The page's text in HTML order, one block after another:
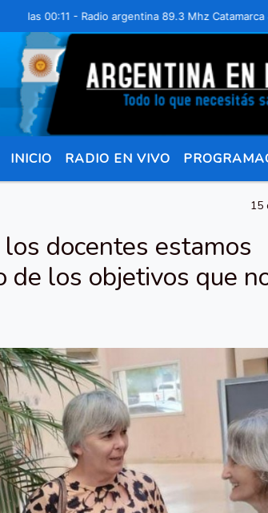
- Radio argentina 89.3 Mhz Catamarca 436
INICIO RADIO EN VIVO
15
docentes estamos
de los objetivos que